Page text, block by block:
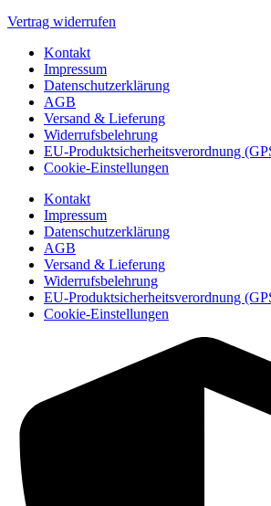
Vertrag widerrufen
Kontakt
Impressum
Datenschutzerklärung
AGB
Versand & Lieferung
Widerrufsbelehrung
EU-Produktsicherheitsverordnung
Cookie-Einstellungen
Kontakt
Impressum
Datenschutzerklärung
AGB
Versand & Lieferung
Widerrufsbelehrung
EU-Produktsicherheitsverordnung
Cookie-Einstellungen